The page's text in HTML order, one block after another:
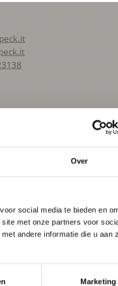
Over
social media te bieden en
met onze partners voor
andere informatie die u aan
Marketing